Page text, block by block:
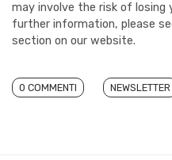
may involve the risk of losing
further information, please
section on our website.
0 COMMENTI NEWSLETTER